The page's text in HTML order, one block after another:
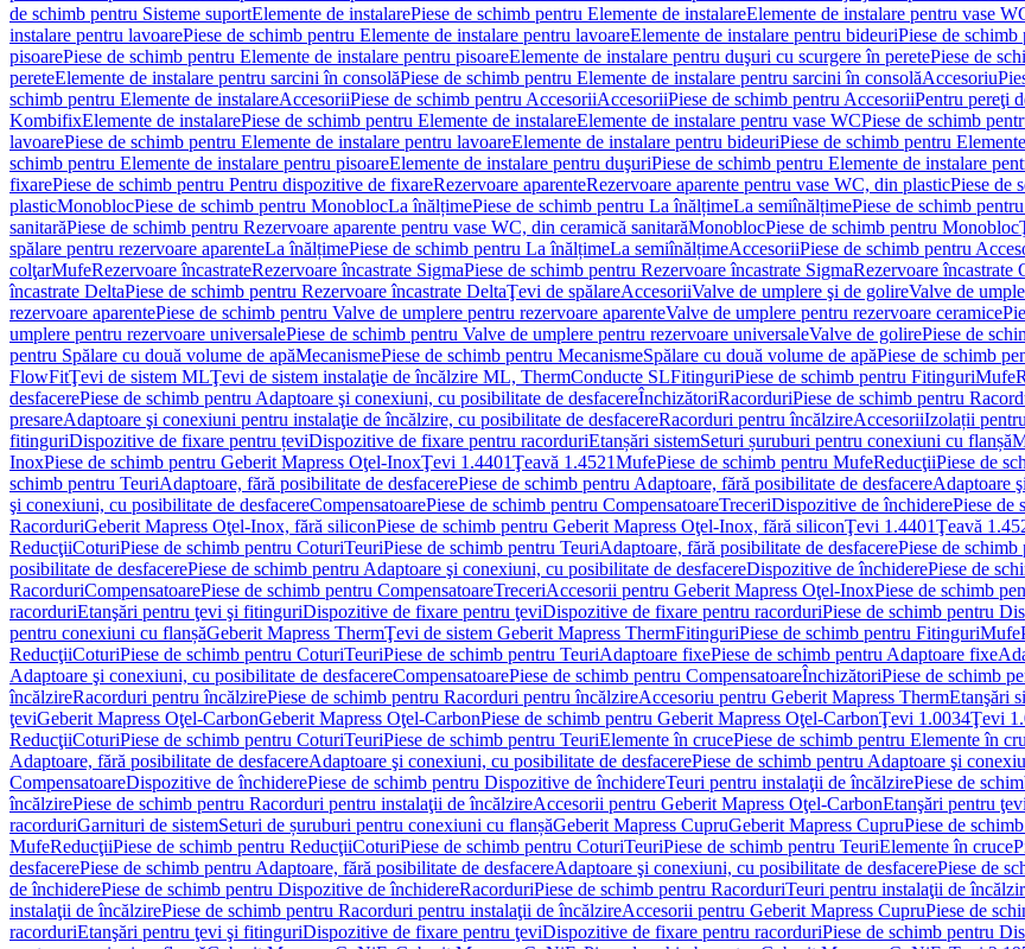
de schimb pentru Sisteme suportElemente de instalarePiese de schimb pentru Elemente de instalareElemente de instalare pentru vase
instalare pentru lavoarePiese de schimb pentru Elemente de instalare pentru lavoareElemente de instalare pentru bideuriPiese de
pisoarePiese de schimb pentru Elemente de instalare pentru pisoareElemente de instalare pentru duşuri cu scurgere în peretePiese de
pereteElemente de instalare pentru sarcini în consolăPiese de schimb pentru Elemente de instalare pentru sarcini în consolăAccesoriu
schimb pentru Elemente de instalareAccesoriiPiese de schimb pentru AccesoriiAccesoriiPiese de schimb pentru AccesoriiPentru pereţi
KombifixElemente de instalarePiese de schimb pentru Elemente de instalareElemente de instalare pentru vase WCPiese de schimb
lavoarePiese de schimb pentru Elemente de instalare pentru lavoareElemente de instalare pentru bideuriPiese de schimb pentru
schimb pentru Elemente de instalare pentru pisoareElemente de instalare pentru duşuriPiese de schimb pentru Elemente de instalare
fixarePiese de schimb pentru Pentru dispozitive de fixareRezervoare aparenteRezervoare aparente pentru vase WC, din plasticPiese de
plasticMonoblocPiese de schimb pentru MonoblocLa înălțimePiese de schimb pentru La înălțimeLa semiînălțimePiese de schimb
sanitarăPiese de schimb pentru Rezervoare aparente pentru vase WC, din ceramică sanitarăMonoblocPiese de schimb pentru Monobloc
spălare pentru rezervoare aparenteLa înălțimePiese de schimb pentru La înălțimeLa semiînălțimeAccesoriiPiese de schimb pentru
colţarMufeRezervoare încastrateRezervoare încastrate SigmaPiese de schimb pentru Rezervoare încastrate SigmaRezervoare încastrate
încastrate DeltaPiese de schimb pentru Rezervoare încastrate DeltaŢevi de spălareAccesoriiValve de umplere şi de golireValve de
rezervoare aparentePiese de schimb pentru Valve de umplere pentru rezervoare aparenteValve de umplere pentru rezervoare ceramice
umplere pentru rezervoare universalePiese de schimb pentru Valve de umplere pentru rezervoare universaleValve de golirePiese de
pentru Spălare cu două volume de apăMecanismePiese de schimb pentru MecanismeSpălare cu două volume de apăPiese de schimb
FlowFitŢevi de sistem MLŢevi de sistem instalaţie de încălzire ML, ThermConducte SLFitinguriPiese de schimb pentru FitinguriMufe
desfacerePiese de schimb pentru Adaptoare şi conexiuni, cu posibilitate de desfacereÎnchizătoriRacorduriPiese de schimb pentru
presareAdaptoare şi conexiuni pentru instalaţie de încălzire, cu posibilitate de desfacereRacorduri pentru încălzireAccesoriiIzolații
fitinguriDispozitive de fixare pentru țeviDispozitive de fixare pentru racorduriEtanșări sistemSeturi șuruburi pentru conexiuni cu flanșă
InoxPiese de schimb pentru Geberit Mapress Oţel-InoxŢevi 1.4401Ţeavă 1.4521MufePiese de schimb pentru MufeReducţiiPiese de
schimb pentru TeuriAdaptoare, fără posibilitate de desfacerePiese de schimb pentru Adaptoare, fără posibilitate de desfacereAdaptoare
şi conexiuni, cu posibilitate de desfacereCompensatoarePiese de schimb pentru CompensatoareTreceriDispozitive de închiderePiese de
RacorduriGeberit Mapress Oţel-Inox, fără siliconPiese de schimb pentru Geberit Mapress Oţel-Inox, fără siliconŢevi 1.4401Ţeavă
ReducţiiCoturiPiese de schimb pentru CoturiTeuriPiese de schimb pentru TeuriAdaptoare, fără posibilitate de desfacerePiese de
posibilitate de desfacerePiese de schimb pentru Adaptoare şi conexiuni, cu posibilitate de desfacereDispozitive de închiderePiese de
RacorduriCompensatoarePiese de schimb pentru CompensatoareTreceriAccesorii pentru Geberit Mapress Oţel-InoxPiese de schimb
racorduriEtanşări pentru ţevi şi fitinguriDispozitive de fixare pentru ţeviDispozitive de fixare pentru racorduriPiese de schimb pentru
pentru conexiuni cu flanșăGeberit Mapress ThermŢevi de sistem Geberit Mapress ThermFitinguriPiese de schimb pentru FitinguriMufe
ReducţiiCoturiPiese de schimb pentru CoturiTeuriPiese de schimb pentru TeuriAdaptoare fixePiese de schimb pentru Adaptoare fixe
Adaptoare şi conexiuni, cu posibilitate de desfacereCompensatoarePiese de schimb pentru CompensatoareÎnchizătoriPiese de schimb
încălzireRacorduri pentru încălzirePiese de schimb pentru Racorduri pentru încălzireAccesoriu pentru Geberit Mapress ThermEtanşări
ţeviGeberit Mapress Oţel-CarbonGeberit Mapress Oţel-CarbonPiese de schimb pentru Geberit Mapress Oţel-CarbonŢevi 1.0034Ţevi
ReducţiiCoturiPiese de schimb pentru CoturiTeuriPiese de schimb pentru TeuriElemente în crucePiese de schimb pentru Elemente în
Adaptoare, fără posibilitate de desfacereAdaptoare şi conexiuni, cu posibilitate de desfacerePiese de schimb pentru Adaptoare şi
CompensatoareDispozitive de închiderePiese de schimb pentru Dispozitive de închidereTeuri pentru instalaţii de încălzirePiese de
încălzirePiese de schimb pentru Racorduri pentru instalaţii de încălzireAccesorii pentru Geberit Mapress Oţel-CarbonEtanşări pentru
racorduriGarnituri de sistemSeturi de șuruburi pentru conexiuni cu flanșăGeberit Mapress CupruGeberit Mapress CupruPiese de
MufeReducţiiPiese de schimb pentru ReducţiiCoturiPiese de schimb pentru CoturiTeuriPiese de schimb pentru TeuriElemente în cruce
desfacerePiese de schimb pentru Adaptoare, fără posibilitate de desfacereAdaptoare şi conexiuni, cu posibilitate de desfacerePiese de
de închiderePiese de schimb pentru Dispozitive de închidereRacorduriPiese de schimb pentru RacorduriTeuri pentru instalaţii de
instalaţii de încălzirePiese de schimb pentru Racorduri pentru instalaţii de încălzireAccesorii pentru Geberit Mapress CupruPiese de
racorduriEtanşări pentru ţevi şi fitinguriDispozitive de fixare pentru ţeviDispozitive de fixare pentru racorduriPiese de schimb pentru